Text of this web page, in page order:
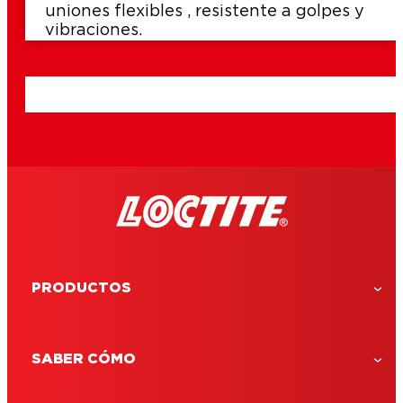
uniones flexibles , resistente a golpes y
vibraciones.
PRODUCTOS
SABER CÓMO